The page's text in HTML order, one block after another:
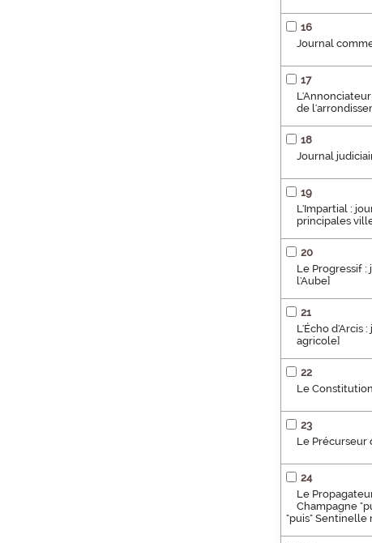
16
Journal
17
de
18
Journal
19
L'Impartial :
principales
20
Le Progressif
l'Aube]
21
L'Écho d'Arcis
agricole]
22
Le
23
Le Précurseur
24
Le
Champagne
"puis" Sentinelle